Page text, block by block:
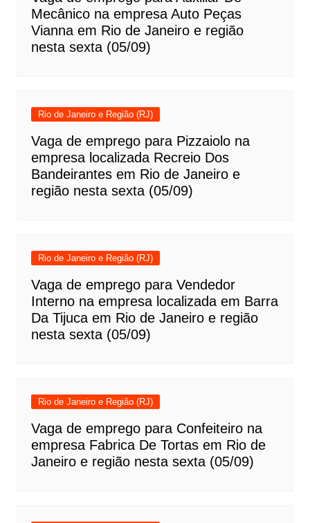
Mecânico na empresa Auto Peças
Vianna em Rio de Janeiro e região
nesta sexta (05/09)
Rio de Janeiro e Região (RJ)
Vaga de emprego para Pizzaiolo na
empresa localizada Recreio Dos
Bandeirantes em Rio de Janeiro e
região nesta sexta (05/09)
Rio de Janeiro e Região (RJ)
Vaga de emprego para Vendedor
Interno na empresa localizada em Barra
Da Tijuca em Rio de Janeiro e região
nesta sexta (05/09)
Rio de Janeiro e Região (RJ)
Vaga de emprego para Confeiteiro na
empresa Fabrica De Tortas em Rio de
Janeiro e região nesta sexta (05/09)